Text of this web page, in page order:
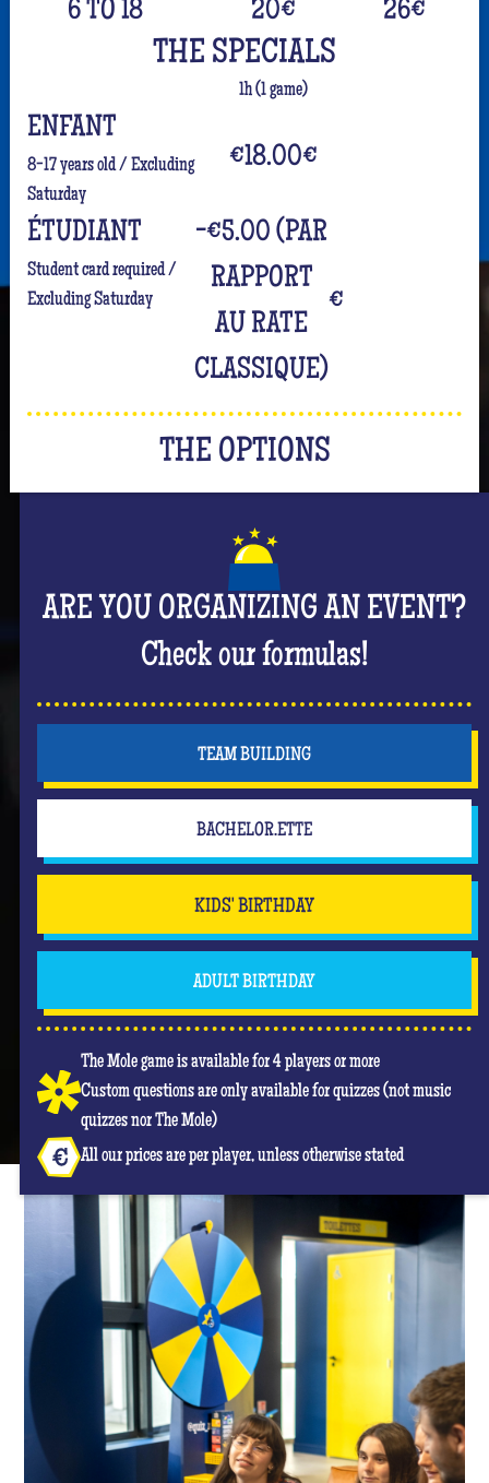
6 TO 18 20€ 26€
THE SPECIALS
1h (1 game)
ENFANT
8-17 years old / Excluding
Saturday
€18.00€
ÉTUDIANT
Student card required /
Excluding Saturday
-€5.00 (PAR
RAPPORT
AU RATE
CLASSIQUE)
€
THE OPTIONS
ARE YOU ORGANIZING AN EVENT?
Check our formulas!
TEAM BUILDING
BACHELOR.ETTE
KIDS' BIRTHDAY
ADULT BIRTHDAY
The Mole game is available for 4 players or more
Custom questions are only available for quizzes (not music
quizzes nor The Mole)
All our prices are per player, unless otherwise stated